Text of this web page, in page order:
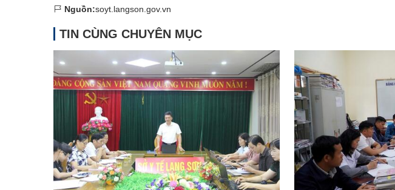
Nguồn:soyt.langson.gov.vn
TIN CÙNG CHUYÊN MỤC